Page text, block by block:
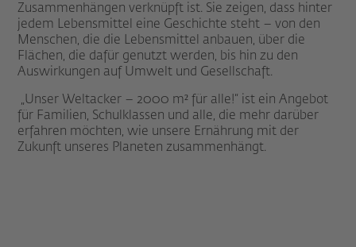
Zusammenhängen verknüpft ist. Sie zeigen, dass hinter
jedem Lebensmittel eine Geschichte steht – von den
Menschen, die die Lebensmittel anbauen, über die
Flächen, die dafür genutzt werden, bis hin zu den
Auswirkungen auf Umwelt und Gesellschaft.
„Unser Weltacker – 2000 m² für alle!“ ist ein Angebot
für Familien, Schulklassen und alle, die mehr darüber
erfahren möchten, wie unsere Ernährung mit der
Zukunft unseres Planeten zusammenhängt.